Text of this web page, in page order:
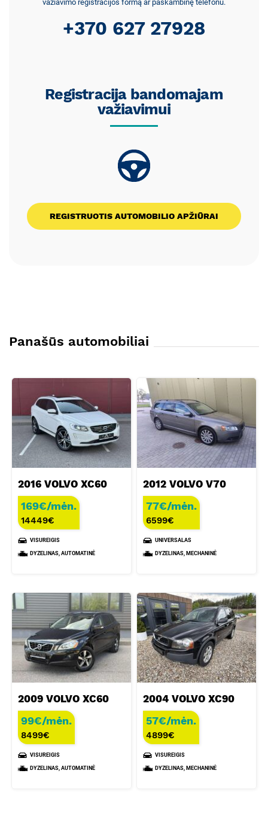
važiavimo registracijos formą ar paskambinę telefonu.
+370 627 27928
Registracija bandomajam
važiavimui
REGISTRUOTIS AUTOMOBILIO APŽIŪRAI
Panašūs automobiliai
2016 VOLVO XC60
169€/mėn.
14449€
VISUREIGIS
DYZELINAS, AUTOMATINĖ
2012 VOLVO V70
77€/mėn.
6599€
UNIVERSALAS
DYZELINAS, MECHANINĖ
2009 VOLVO XC60
99€/mėn.
8499€
VISUREIGIS
DYZELINAS, AUTOMATINĖ
2004 VOLVO XC90
57€/mėn.
4899€
VISUREIGIS
DYZELINAS, MECHANINĖ